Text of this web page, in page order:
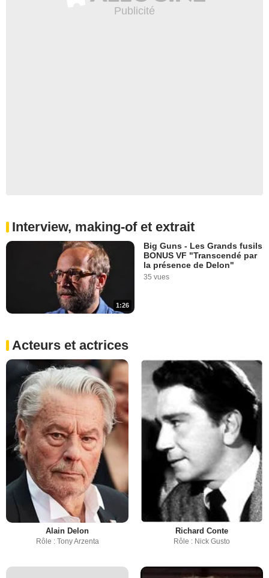
Interview, making-of et extrait
1:26
Big Guns - Les Grands fusils
BONUS VF "Transcendé par
la présence de Delon"
35 vues
Acteurs et actrices
Alain Delon
Rôle : Tony Arzenta
Richard Conte
Rôle : Nick Gusto